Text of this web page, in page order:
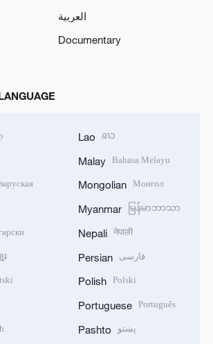
العربية
Documentary
រ
Lao ລາວ
Malay Bahasa Melayu
Mongolian Монгол
Myanmar မြန်မာဘာသာ
Nepali नेपाली
Persian فارسی
Polish Polski
Portuguese Português
Pashto پښتو